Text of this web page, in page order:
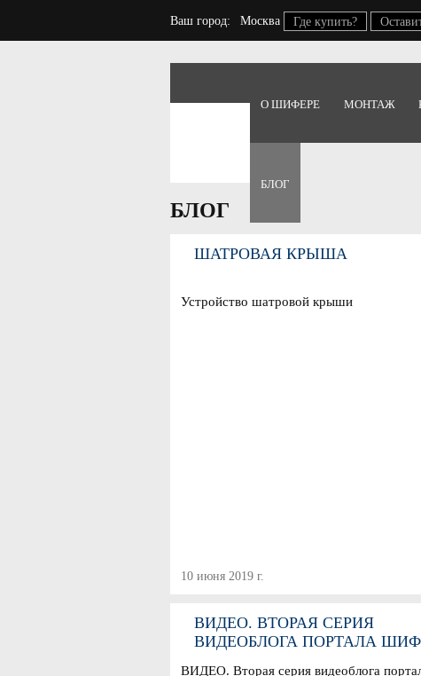
Ваш город: Москва Где купить?
О ШИФЕРЕ МОНТАЖ
БЛОГ
БЛОГ
ШАТРОВАЯ КРЫША
Устройство шатровой крыши
10 июня 2019 г.
ВИДЕО. ВТОРАЯ СЕРИЯ
ВИДЕОБЛОГА ПОРТАЛА
ВИДЕО. Вторая серия видеоблога